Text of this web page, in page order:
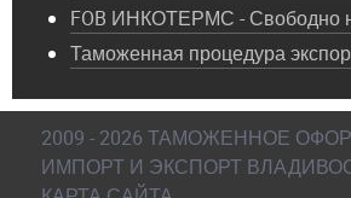
FOB ИНКОТЕРМС - Свободно
Таможенная процедура
2009 - 2026 ТАМОЖЕННОЕ
ИМПОРТ И ЭКСПОРТ